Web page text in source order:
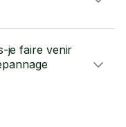
je faire venir